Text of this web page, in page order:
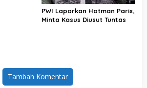
PWI Laporkan Hotman Paris,
Minta Kasus Diusut Tuntas
Tambah Komentar